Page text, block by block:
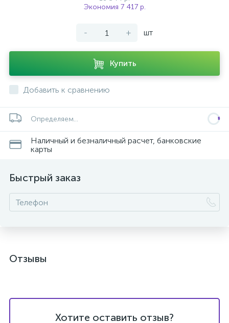
Экономия 7 417 р.
- + шт
Купить
Добавить к сравнению
Определяем...
Наличный и безналичный расчет, банковские
карты
Быстрый заказ
Отзывы
Хотите оставить отзыв?